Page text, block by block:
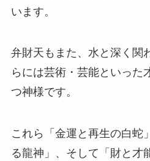
います。
弁財天もまた、水と深く関
らには芸術・芸能といった
つ神様です。
これら「金運と再生の白蛇
る龍神」、そして「財と才